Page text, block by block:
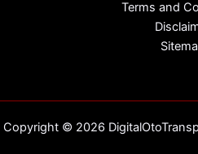
Terms and
Copyright © 2026